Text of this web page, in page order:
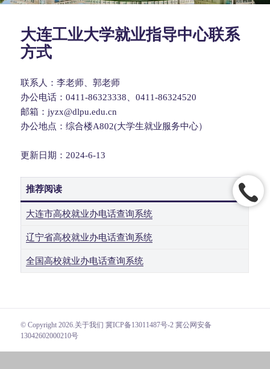
大连工业大学就业指导中心联系
方式
联系人：李老师、郭老师
办公电话：0411-86323338、0411-86324520
邮箱：jyzx@dlpu.edu.cn
办公地点：综合楼A802(大学生就业服务中心）
更新日期：2024-6-13
推荐阅读
大连市高校就业办电话查询系统
辽宁省高校就业办电话查询系统
全国高校就业办电话查询系统
© Copyright 2026. 关于我们 冀ICP备13011487号-2 冀公网安备
13042602000210号